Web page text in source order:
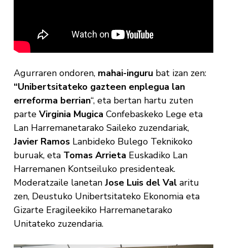
Agurraren ondoren, mahai-ingurubat izan zen:
“Unibertsitateko gazteen enplegua lan
erreforma berrian“, eta bertan hartu zuten
parte Virginia Mugica Confebaskeko Lege eta
Lan Harremanetarako Saileko zuzendariak,
Javier RamosLanbideko Bulego Teknikoko
buruak, eta Tomas Arrieta Euskadiko Lan
Harremanen Kontseiluko presidenteak.
Moderatzaile lanetan Jose Luis del Valaritu
zen, Deustuko Unibertsitateko Ekonomia eta
Gizarte Eragileekiko Harremanetarako
Unitateko zuzendaria.